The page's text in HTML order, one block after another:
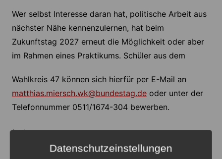
Wer selbst Interesse daran hat, politische Arbeit aus
nächster Nähe kennenzulernen, hat beim
Zukunftstag 2027 erneut die Möglichkeit oder aber
im Rahmen eines Praktikums. Schüler aus dem
Wahlkreis 47 können sich hierfür per E-Mail an
matthias.miersch.wk@bundestag.deoder unter der
Telefonnummer 0511/1674-304 bewerben.
Anzeige
Datenschutzeinstellungen